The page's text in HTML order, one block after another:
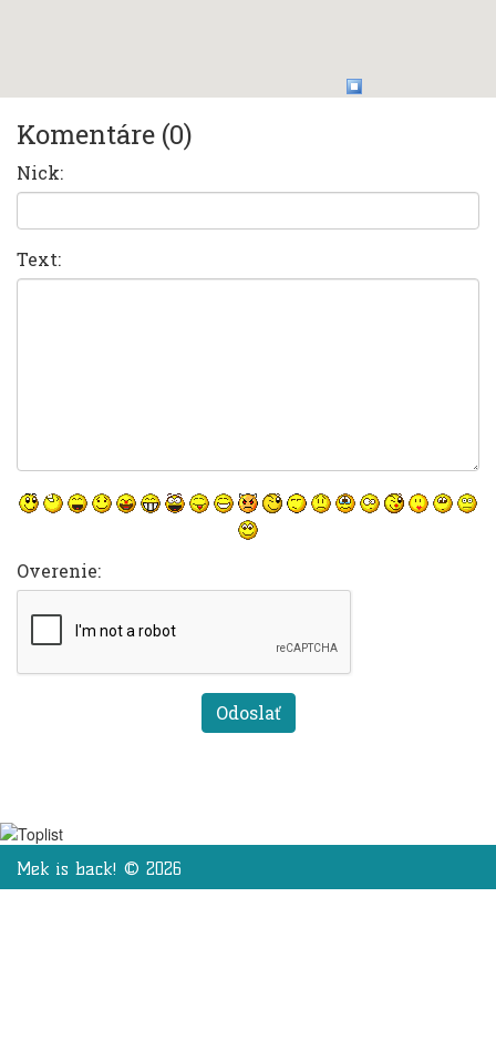
Komentáre (0)
Nick:
Text:
Overenie:
Mek is back! © 2026